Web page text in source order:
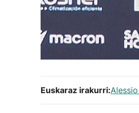
Euskaraz irakurri: